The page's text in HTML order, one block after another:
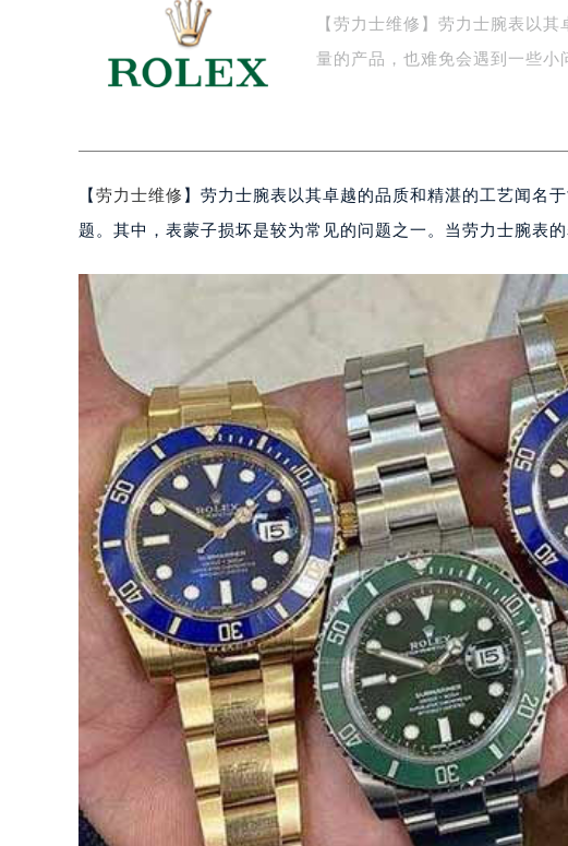
【劳力士维修】劳力士腕表以
量的产品，也难免会遇到一些
【 劳力士维修 】劳力士腕表以其卓越的品质和精湛的工艺闻名
题。其中，表蒙子损坏是较为常见的问题之一。当劳力士腕表